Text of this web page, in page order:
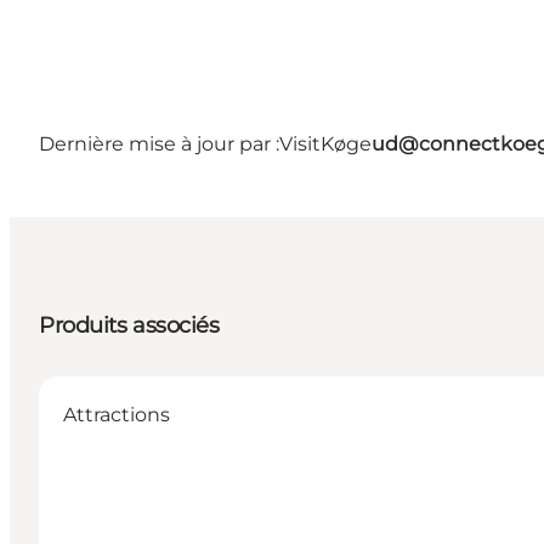
Dernière mise à jour par :VisitKøge
Produits associés
Attractions